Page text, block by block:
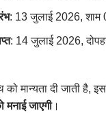
: 13 जुलाई 2026, शाम
: 14 जुलाई 2026,
को मान्यता दी जाती है,
जाएगी।